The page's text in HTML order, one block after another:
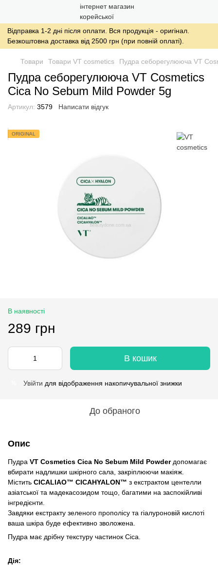
Відправка 1-2 дні після оплати. Вся продукція - оригінал.
Безкоштовна доставка від 2500 грн (при повній оплаті).
Товари Товари VT cosmetics Пудра себорегулююча VT
Пудра себорегулююча VT Cosmetics
Cica No Sebum Mild Powder 5g
Артикул: 3579 Написати відгук
ORIGINAL
В наявності
289 грн
В кошик
Увійти для відображення накопичувальної знижки
До обраного
Опис
Пудра VT Cosmetics Cica No Sebum Mild Powderдопомагає
вбирати надлишки шкірного сала, закріплюючи макіяж.
Містить CICALIAO™ CICAHYALON™ з екстрактом центелли
азіатської та мадекасозидом тощо, багатими на заспокійливі
інгредієнти.
Завдяки екстракту зеленого прополісу та гіалуроновій кислоті
ваша шкіра буде ефективно зволожена.
Пудра має дрібну текстуру частинок Cica.
Дія: